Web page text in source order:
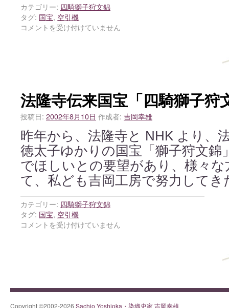
カテゴリー: 四騎獅子狩文錦
タグ: 国宝, 空引機
コメントを受け付けていません
法隆寺伝来国宝「四騎獅子狩
投稿日: 2002年8月10日 作成者: 吉岡幸雄
昨年から、法隆寺と NHK より、
徳太子ゆかりの国宝「獅子狩文錦
でほしいとの要望があり、様々
て、私ども吉岡工房で努力してき
カテゴリー: 四騎獅子狩文錦
タグ: 国宝, 空引機
コメントを受け付けていません
Copyright ©2002-2026 Sachio Yoshioka・染織史家 吉岡幸雄